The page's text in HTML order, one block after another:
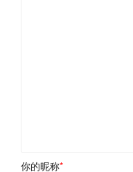
你的昵称*